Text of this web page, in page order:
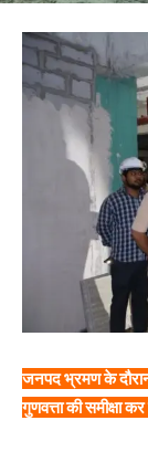
जनपद भ्रमण के
गुणवत्ता की समीक्षा